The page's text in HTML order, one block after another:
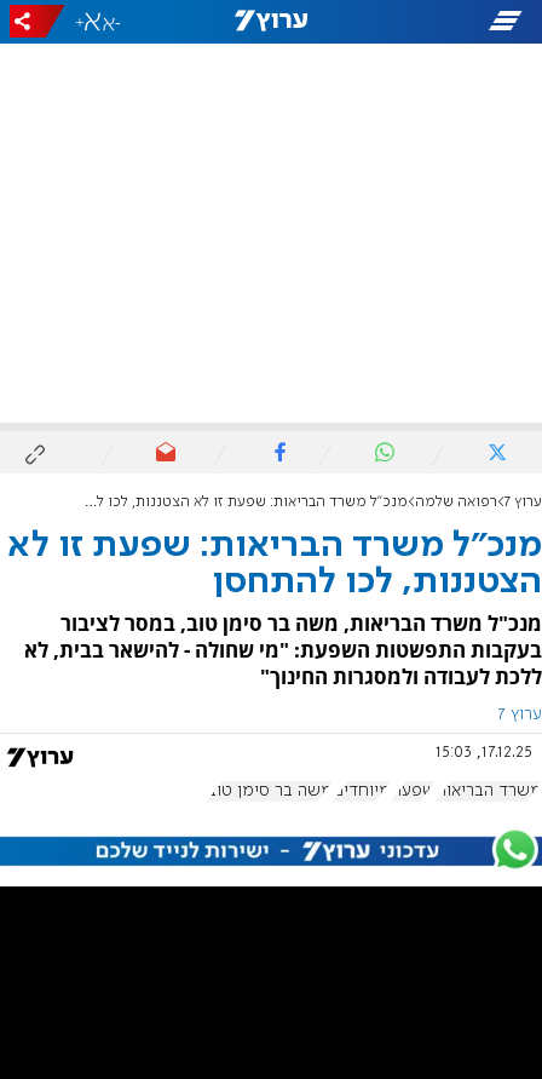
-
+
ערוץ 7 רפואה שלמה מנכ"ל משרד הבריאות: שפעת זו לא הצטננות, לכו להתחסן
מנכ"ל משרד הבריאות: שפעת זו לא
הצטננות, לכו להתחסן
מנכ"ל משרד הבריאות, משה בר סימן טוב, במסר לציבור
בעקבות התפשטות השפעת: "מי שחולה - להישאר בבית, לא
ללכת לעבודה ולמסגרות החינוך"
ערוץ 7
17.12.25, 15:03
משרד הבריאות שפעת מיוחדים משה בר סימן טוב